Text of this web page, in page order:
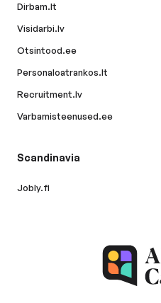
Dirbam.lt
Visidarbi.lv
Otsintood.ee
Personaloatrankos.lt
Recruitment.lv
Varbamisteenused.ee
Scandinavia
Jobly.fi